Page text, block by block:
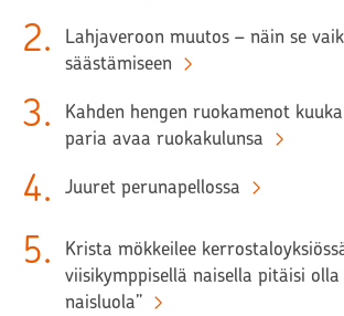
2.
Lahjaveroon muutos – näin se
säästämiseen
3.
Kahden hengen ruokamenot
paria avaa ruokakulunsa
4. Juuret perunapellossa
5.
Krista mökkeilee
viisikymppisellä naisella pitäisi olla
naisluola”